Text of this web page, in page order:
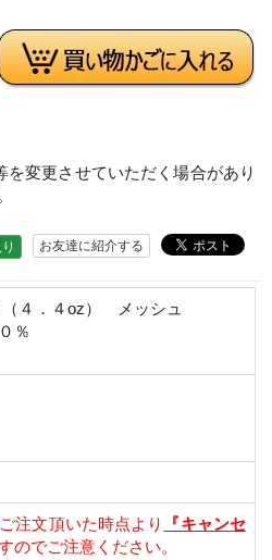
変更させていただく場合があり
お友達に紹介する
４．４oz） メッシュ
％
注文頂いた時点より
『キャンセ
のでご注意ください。